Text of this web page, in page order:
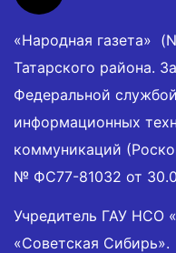
«Народная газета»
Татарского района.
Федеральной
информационных
коммуникаций
№ ФС77-81032 от
Учредитель ГАУ НСО
«Советская Сибирь».